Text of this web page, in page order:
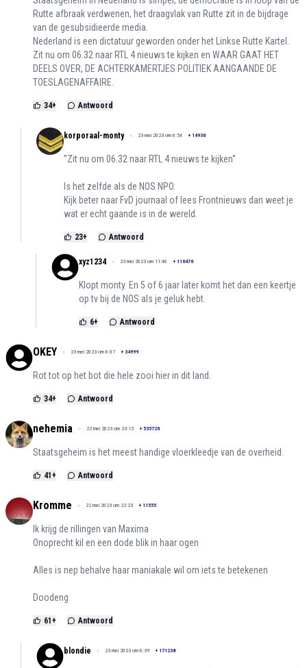
Rutte afbraak verdwenen, het draagvlak van Rutte zit in de bijdrage
van de gesubsidieerde media.
Nederland is een dictatuur geworden onder het Linkse Rutte Kartel.
Zit nu om 06.32 naar RTL 4 nieuws te kijken en WAAR GAAT HET
DEELS OVER, DE ACHTERKAMERTJES POLITIEK AANGAANDE DE
TOESLAGENAFFAIRE.
34+ Antwoord
korporaal-monty 23 mei 2023 om 6:54 + 14936
''Zit nu om 06.32 naar RTL 4 nieuws te kijken''
Is het zelfde als de NOS NPO.
Kijk beter naar FvD journaal of lees Frontnieuws dan weet je
wat er echt gaande is in de wereld.
23+ Antwoord
xyz1234 23 mei 2023 om 11:46 + 116476
Klopt monty. En 5 of 6 jaar later komt het dan een keertje
op tv bij de NOS als je geluk hebt.
6+ Antwoord
OKEY 23 mei 2023 om 6:07 + 34999
Rot tot op het bot die hele zooi hier in dit land.
34+ Antwoord
nehemia 22 mei 2023 om 23:15 + 535726
Staatsgeheim is het meest handige vloerkleedje van de overheid.
41 + Antwoord
Kromme 22 mei 2023 om 22:23 + 11555
Ik krijg de rillingen van Maxima
Onoprecht kil en een dode blik in haar ogen
Alles is nep behalve haar maniakale wil om iets te betekenen
Doodeng
61 + Antwoord
blondie 23 mei 2023 om 6:39 + 171238